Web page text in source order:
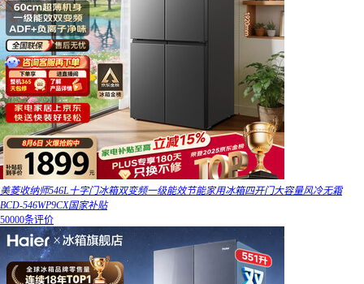
美菱收纳师546L十字门冰箱双变频一级能效节能家用冰箱四开门大容量风冷无霜
BCD-546WP9CX国家补贴
50000条评价